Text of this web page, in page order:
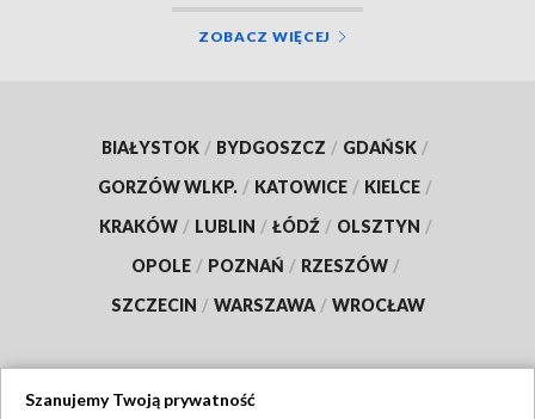
ZOBACZ WIĘCEJ
BIAŁYSTOK / BYDGOSZCZ / GDAŃSK /
GORZÓW WLKP. / KATOWICE / KIELCE /
KRAKÓW / LUBLIN / ŁÓDŹ / OLSZTYN /
OPOLE / POZNAŃ / RZESZÓW /
SZCZECIN / WARSZAWA / WROCŁAW
Szanujemy Twoją prywatność